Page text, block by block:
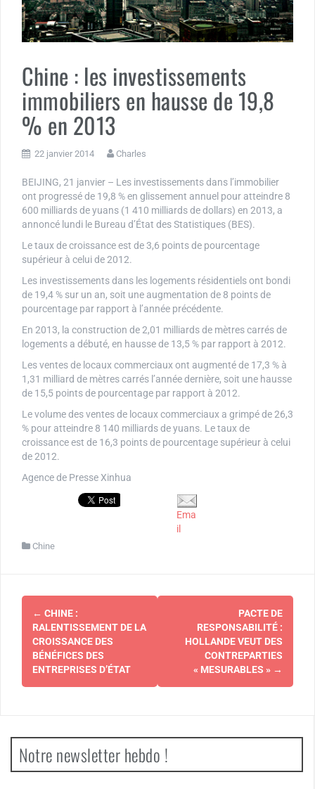
Chine : les investissements
immobiliers en hausse de 19,8
% en 2013
22 janvier 2014 Charles
BEIJING, 21 janvier – Les investissements dans l’immobilier
ont progressé de 19,8 % en glissement annuel pour atteindre 8
600 milliards de yuans (1 410 milliards de dollars) en 2013, a
annoncé lundi le Bureau d’État des Statistiques (BES).
Le taux de croissance est de 3,6 points de pourcentage
supérieur à celui de 2012.
Les investissements dans les logements résidentiels ont bondi
de 19,4 % sur un an, soit une augmentation de 8 points de
pourcentage par rapport à l’année précédente.
En 2013, la construction de 2,01 milliards de mètres carrés de
logements a débuté, en hausse de 13,5 % par rapport à 2012.
Les ventes de locaux commerciaux ont augmenté de 17,3 % à
1,31 milliard de mètres carrés l’année dernière, soit une hausse
de 15,5 points de pourcentage par rapport à 2012.
Le volume des ventes de locaux commerciaux a grimpé de 26,3
% pour atteindre 8 140 milliards de yuans. Le taux de
croissance est de 16,3 points de pourcentage supérieur à celui
de 2012.
Agence de Presse Xinhua
Ema
il
Chine
Navigation
d'article
← CHINE :
RALENTISSEMENT DE LA
CROISSANCE DES
BÉNÉFICES DES
ENTREPRISES D’ÉTAT
PACTE DE
RESPONSABILITÉ :
HOLLANDE VEUT DES
CONTREPARTIES
« MESURABLES » →
Notre newsletter hebdo !